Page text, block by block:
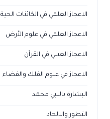
الاعجاز العلمي في الكائنات الحية
الاعجاز العلمي في علوم الأرض
الاعجاز الغيبي في القرآن
الاعجاز في علوم الفلك والفضاء
البشارة بالنبي محمد
التطور والالحاد